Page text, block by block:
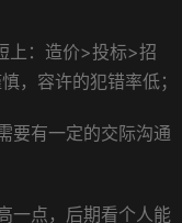
上：造价>投标>招
，容许的犯错率低；
要有一定的交际沟通
一点，后期看个人能